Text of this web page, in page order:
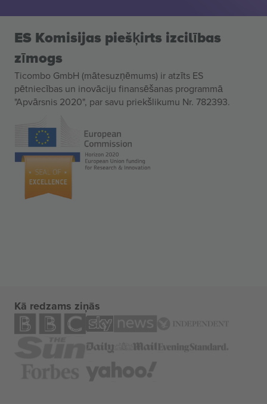
ES Komisijas piešķirts izcilības
zīmogs
Ticombo GmbH (mātesuzņēmums) ir atzīts ES
pētniecības un inovāciju finansēšanas programmā
"Apvārsnis 2020", par savu priekšlikumu Nr. 782393.
Kā redzams ziņās